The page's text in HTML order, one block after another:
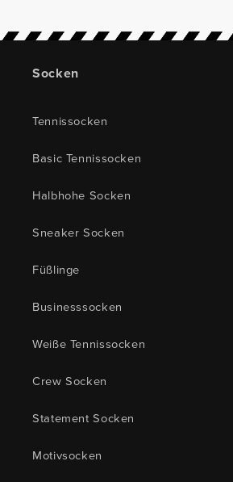
Socken
Tennissocken
Basic Tennissocken
Halbhohe Socken
Sneaker Socken
Füßlinge
Businesssocken
Weiße Tennissocken
Crew Socken
Statement Socken
Motivsocken